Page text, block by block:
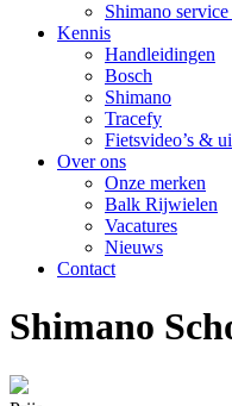
Shimano
Kennis
Handleidingen
Bosch
Shimano
Tracefy
Fietsvideo’s &
Over ons
Onze merken
Balk Rijwielen
Vacatures
Nieuws
Contact
Shimano